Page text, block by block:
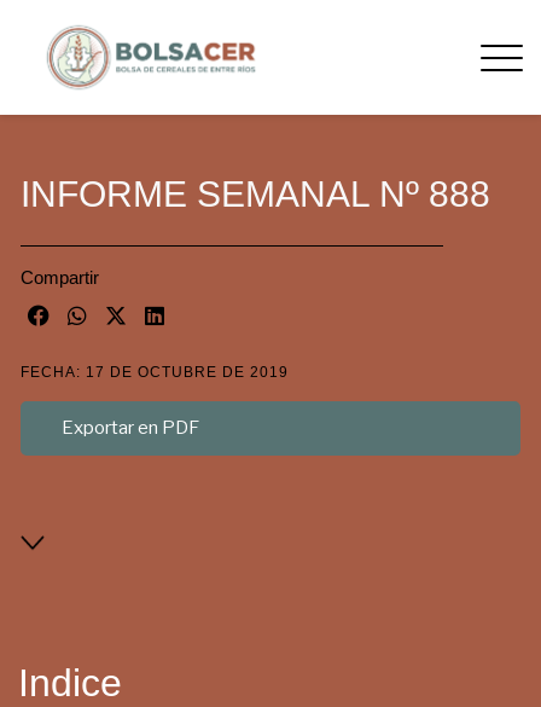
INFORME SEMANAL Nº 888
Compartir
FECHA: 17 DE OCTUBRE DE 2019
Exportar en PDF
Indice